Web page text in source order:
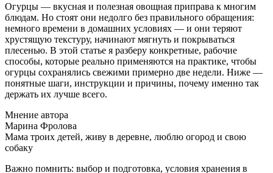
Огурцы — вкусная и полезная овощная приправа к многим
блюдам. Но стоят они недолго без правильного обращения:
немного времени в домашних условиях — и они теряют
хрустящую текстуру, начинают мягнуть и покрываться
плесенью. В этой статье я разберу конкретные, рабочие
способы, которые реально применяются на практике, чтобы
огурцы сохранялись свежими примерно две недели. Ниже —
понятные шаги, инструкции и причины, почему именно так
держать их лучше всего.
Мнение автора
Марина Фролова
Мама троих детей, живу в деревне, люблю огород и свою
собаку
Важно помнить: выбор и подготовка, условия хранения в